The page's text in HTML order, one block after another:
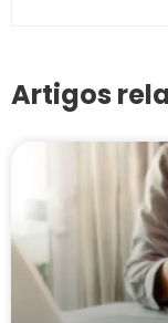
Artigos